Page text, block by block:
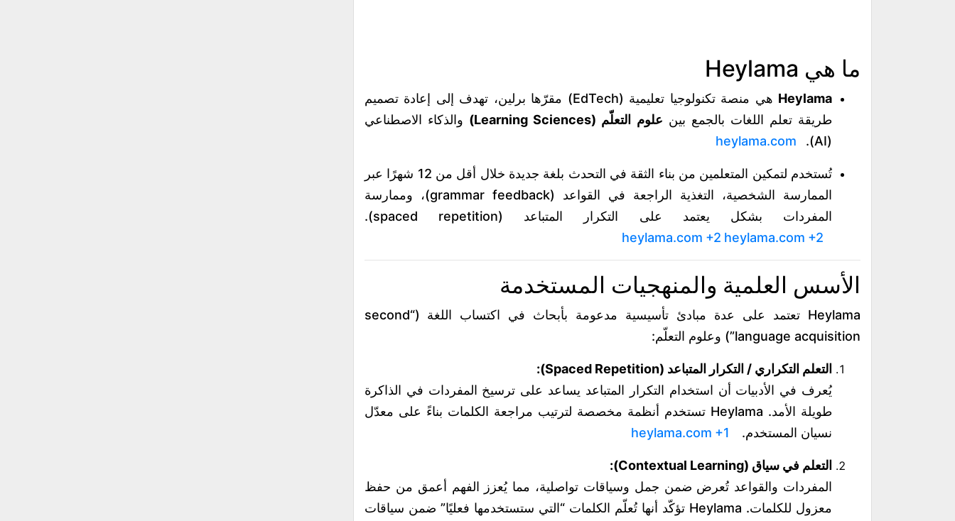
ما هي Heylama
Heylama
هي منصة تكنولوجيا تعليمية (EdTech) مقرّها برلين، تهدف إلى إعادة تصميم
طريقة تعلم اللغات بالجمع بين علوم التعلّم (Learning Sciences)
والذكاء الاصطناعي
(AI).
heylama.com
تُستخدم لتمكين المتعلمين من بناء الثقة في التحدث بلغة جديدة خلال أقل من 12 شهرًا عبر
الممارسة الشخصية، التغذية الراجعة في القواعد (grammar feedback)، وممارسة
المفردات بشكل يعتمد على التكرار المتباعد (spaced repetition).
heylama.com +2 heylama.com +2
الأسس العلمية والمنهجيات المستخدمة
Heylama تعتمد على عدة مبادئ تأسيسية مدعومة بأبحاث في اكتساب اللغة (“second
language acquisition”) وعلوم التعلّم:
التعلم التكراري / التكرار المتباعد (Spaced Repetition):
يُعرف في الأدبيات أن استخدام التكرار المتباعد يساعد على ترسيخ المفردات في الذاكرة
طويلة الأمد. Heylama تستخدم أنظمة مخصصة لترتيب مراجعة الكلمات بناءً على معدّل
نسيان المستخدم.
heylama.com +1
التعلم في سياق (Contextual Learning):
المفردات والقواعد تُعرض ضمن جمل وسياقات تواصلية، مما يُعزز الفهم أعمق من حفظ
معزول للكلمات. Heylama تؤكّد أنها تُعلّم الكلمات “التي ستستخدمها فعليًا” ضمن سياقات